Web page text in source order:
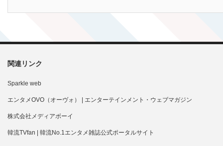
関連リンク
Sparkle web
エンタメOVO（オーヴォ） | エンターテインメント・ウェブマガジン
株式会社メディアボーイ
韓流TVfan | 韓流No.1エンタメ雑誌公式ポータルサイト